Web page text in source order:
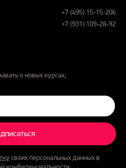
+7 (495) 15-15-206
+7 (931) 109-28-92
о новых курсах,
своих персональных данных в
конфиденциальности